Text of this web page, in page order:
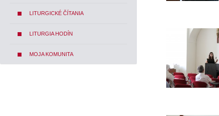
LITURGICKÉ ČÍTANIA
LITURGIA HODÍN
MOJA KOMUNITA